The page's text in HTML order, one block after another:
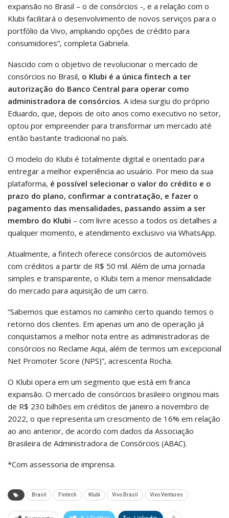
expansão no Brasil – o de consórcios -, e a relação com o
Klubi facilitará o desenvolvimento de novos serviços para o
portfólio da Vivo, ampliando opções de crédito para
consumidores”, completa Gabriela.
Nascido com o objetivo de revolucionar o mercado de
consórcios no Brasil, o Klubi é a única fintech a ter
autorização do Banco Central para operar como
administradora de consórcios. A ideia surgiu do próprio
Eduardo, que, depois de oito anos como executivo no setor,
optou por empreender para transformar um mercado até
então bastante tradicional no país.
O modelo do Klubi é totalmente digital e orientado para
entregar a melhor experiência ao usuário. Por meio da sua
plataforma, é possível selecionar o valor do crédito e o
prazo do plano, confirmar a contratação, e fazer o
pagamento das mensalidades, passando assim a ser
membro do Klubi – com livre acesso a todos os detalhes a
qualquer momento, e atendimento exclusivo via WhatsApp.
Atualmente, a fintech oferece consórcios de automóveis
com créditos a partir de R$ 50 mil. Além de uma jornada
simples e transparente, o Klubi tem a menor mensalidade
do mercado para aquisição de um carro.
“Sabemos que estamos no caminho certo quando temos o
retorno dos clientes. Em apenas um ano de operação já
conquistamos a melhor nota entre as administradoras de
consórcios no Reclame Aqui, além de termos um excepcional
Net Promoter Score (NPS)”, acrescenta Rocha.
O Klubi opera em um segmento que está em franca
expansão. O mercado de consórcios brasileiro originou mais
de R$ 230 bilhões em créditos de janeiro a novembro de
2022, o que representa um crescimento de 16% em relação
ao ano anterior, de acordo com dados da Associação
Brasileira de Administradora de Consórcios (ABAC).
*Com assessoria de imprensa.
Brasil Fintech Klubi Vivo Brasil Vivo Ventures